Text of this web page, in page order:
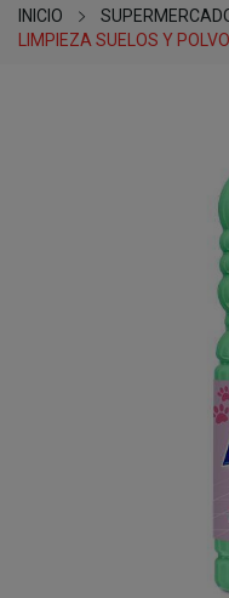
INICIO
LIMPIEZA SUELOS Y POLVO